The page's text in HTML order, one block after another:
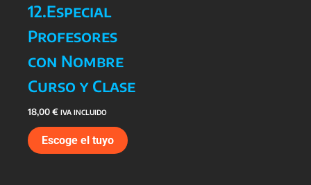
12.Especial
Profesores
con Nombre
Curso y Clase
18,00€ IVA INCLUIDO
Escoge el tuyo